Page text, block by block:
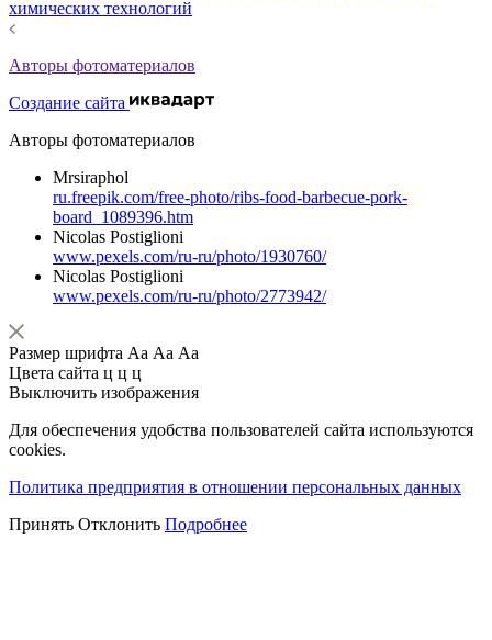
химических технологий
Авторы фотоматериалов
Создание сайта
Авторы фотоматериалов
Mrsiraphol
ru.freepik.com/free-photo/ribs-food-barbecue-pork-
board_1089396.htm
Nicolas Postiglioni
www.pexels.com/ru-ru/photo/1930760/
Nicolas Postiglioni
www.pexels.com/ru-ru/photo/2773942/
Размер шрифта Аа Аа Аа
Цвета сайта ц ц ц
Выключить изображения
Для обеспечения удобства пользователей сайта используются
cookies.
Политика предприятия в отношении персональных данных
Принять Отклонить Подробнее